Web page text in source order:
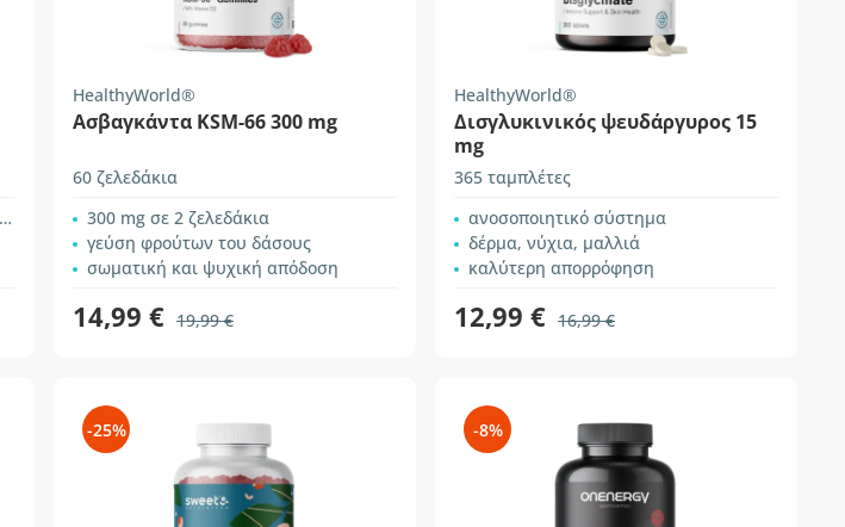
HealthyWorld®
Ασβαγκάντα KSM-66 300 mg
60 ζελεδάκια
300 mg σε 2 ζελεδάκια
γεύση φρούτων του δάσους
σωματική και ψυχική απόδοση
14,99 € 19,99 €
HealthyWorld®
Δισγλυκινικός ψευδάργυρος 15
mg
365 ταμπλέτες
ανοσοποιητικό σύστημα
δέρμα, νύχια, μαλλιά
καλύτερη απορρόφηση
12,99 € 16,99 €
-25% -8%